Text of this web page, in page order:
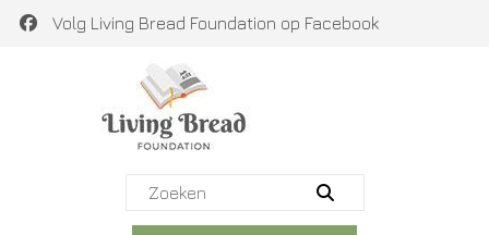
Volg Living Bread Foundation op Facebook